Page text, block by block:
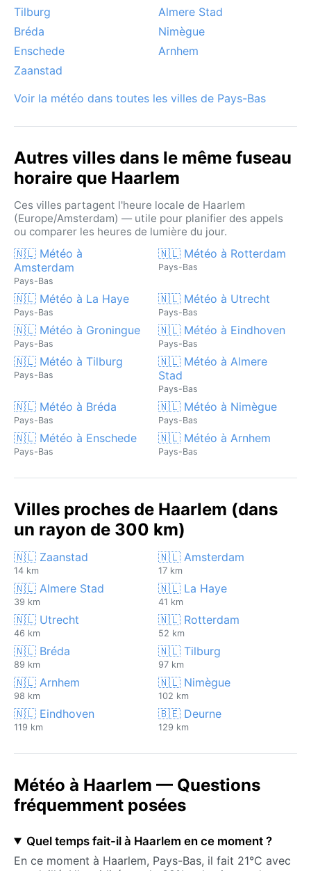
Tilburg
Almere Stad
Bréda
Nimègue
Enschede
Arnhem
Zaanstad
Voir la météo dans toutes les villes de Pays-Bas
Autres villes dans le même fuseau
horaire que Haarlem
Ces villes partagent l'heure locale de Haarlem
(Europe/Amsterdam) — utile pour planifier des appels
ou comparer les heures de lumière du jour.
🇳🇱 Météo à
Amsterdam
Pays-Bas
🇳🇱 Météo à Rotterdam
Pays-Bas
🇳🇱 Météo à La Haye
Pays-Bas
🇳🇱 Météo à Utrecht
Pays-Bas
🇳🇱 Météo à Groningue
Pays-Bas
🇳🇱 Météo à Eindhoven
Pays-Bas
🇳🇱 Météo à Tilburg
Pays-Bas
🇳🇱 Météo à Almere
Stad
Pays-Bas
🇳🇱 Météo à Bréda
Pays-Bas
🇳🇱 Météo à Nimègue
Pays-Bas
🇳🇱 Météo à Enschede
Pays-Bas
🇳🇱 Météo à Arnhem
Pays-Bas
Villes proches de Haarlem (dans
un rayon de 300 km)
🇳🇱 Zaanstad
14 km
🇳🇱 Amsterdam
17 km
🇳🇱 Almere Stad
39 km
🇳🇱 La Haye
41 km
🇳🇱 Utrecht
46 km
🇳🇱 Rotterdam
52 km
🇳🇱 Bréda
89 km
🇳🇱 Tilburg
97 km
🇳🇱 Arnhem
98 km
🇳🇱 Nimègue
102 km
🇳🇱 Eindhoven
119 km
🇧🇪 Deurne
129 km
Météo à Haarlem — Questions
fréquemment posées
Quel temps fait-il à Haarlem en ce moment ?
En ce moment à Haarlem, Pays-Bas, il fait 21°C avec